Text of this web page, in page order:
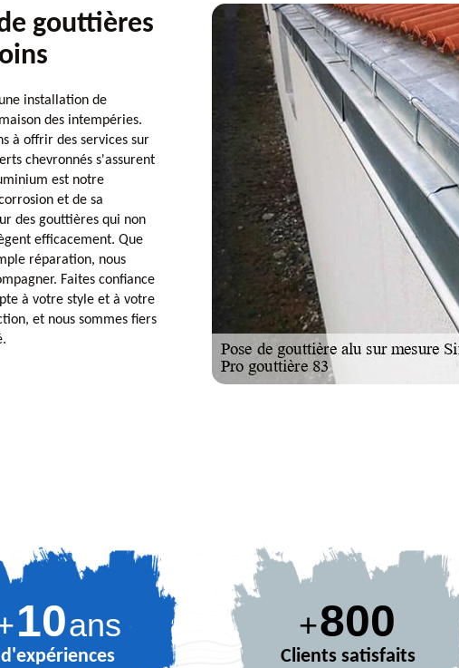
gouttières
installation de
des intempéries.
à offrir des services sur
chevronnés s'assurent
est notre
et de sa
des gouttières qui non
efficacement. Que
réparation, nous
Faites confiance
à votre style et à votre
et nous sommes fiers
10ans
d'expériences
+889
Clients satisfaits